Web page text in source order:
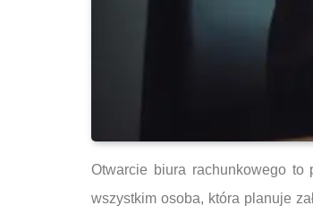
Otwarcie biura rachunkowego to
wszystkim osoba, która planuje